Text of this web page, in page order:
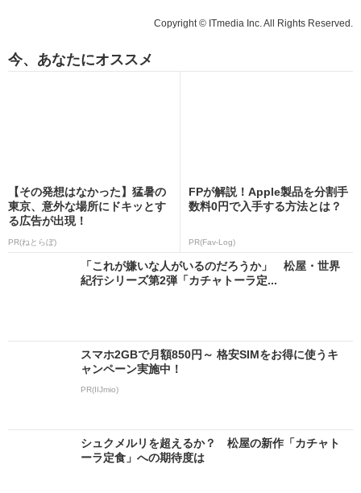
Copyright © ITmedia Inc. All Rights Reserved.
今、あなたにオススメ
【その発想はなかった】猛暑の
東京、意外な場所にドキッとす
る広告が出現！
PR(ねとらぼ)
FPが解説！Apple製品を分割手
数料0円で入手する方法とは？
PR(Fav-Log)
「これが嫌いな人がいるのだろうか」 松屋・世界
紀行シリーズ第2弾「カチャトーラ定...
スマホ2GBで月額850円～ 格安SIMをお得に使うキ
ャンペーン実施中！
PR(IIJmio)
シュクメルリを超えるか？ 松屋の新作「カチャト
ーラ定食」への期待度は